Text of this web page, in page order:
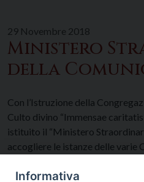
29 Novembre 2018
Ministero
della
Con l’Istruzione della
Culto divino “Immensae
istituito il “Ministero
accogliere le istanze delle varie
coloro che lo desiderano, la
Informativa